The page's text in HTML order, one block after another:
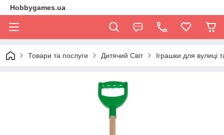
Hobbygames.ua
Товари та послуги Дитячий Світ Іграшки для вулиці